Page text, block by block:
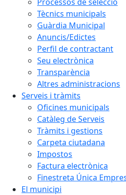
Tècnics municipals
Guàrdia Municipal
Anuncis/Edictes
Perfil de contractant
Seu electrònica
Transparència
Altres administracions
Serveis i tràmits
Oficines municipals
Catàleg de Serveis
Tràmits i gestions
Carpeta ciutadana
Impostos
Factura electrònica
Finestreta Única
El municipi